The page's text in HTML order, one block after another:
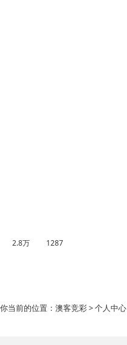
2.8万 1287
你当前的位置： 澳客竞彩> 个人中心